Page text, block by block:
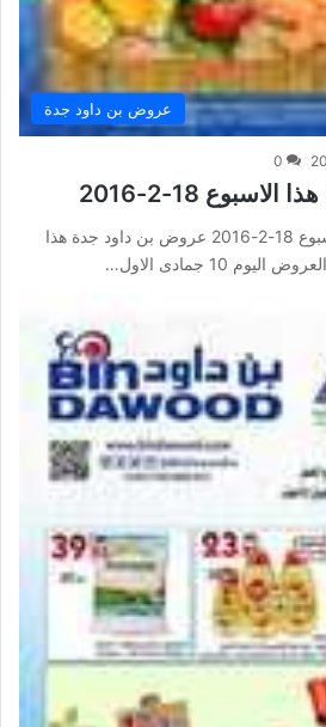
عروض بن داود جدة
0
18-2-2016
عروض بن داود جدة هذا الاسبوع 18-2-2016 عروض بن داود جدة هذا